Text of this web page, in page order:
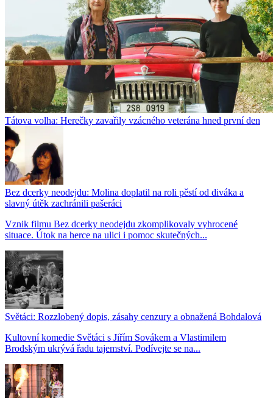
Tátova volha: Herečky zavařily vzácného veterána hned první den
Bez dcerky neodejdu: Molina doplatil na roli pěstí od diváka a
slavný útěk zachránili pašeráci
Vznik filmu Bez dcerky neodejdu zkomplikovaly vyhrocené
situace. Útok na herce na ulici i pomoc skutečných...
Světáci: Rozzlobený dopis, zásahy cenzury a obnažená Bohdalová
Kultovní komedie Světáci s Jiřím Sovákem a Vlastimilem
Brodským ukrývá řadu tajemství. Podívejte se na...